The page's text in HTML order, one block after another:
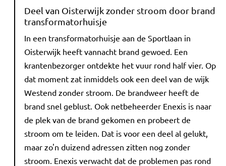
Deel van Oisterwijk zonder stroom door brand
transformatorhuisje
In een transformatorhuisje aan de Sportlaan in
Oisterwijk heeft vannacht brand gewoed. Een
krantenbezorger ontdekte het vuur rond half vier. Op
dat moment zat inmiddels ook een deel van de wijk
Westend zonder stroom. De brandweer heeft de
brand snel geblust. Ook netbeheerder Enexis is naar
de plek van de brand gekomen en probeert de
stroom om te leiden. Dat is voor een deel al gelukt,
maar zo'n duizend adressen zitten nog zonder
stroom. Enexis verwacht dat de problemen pas rond